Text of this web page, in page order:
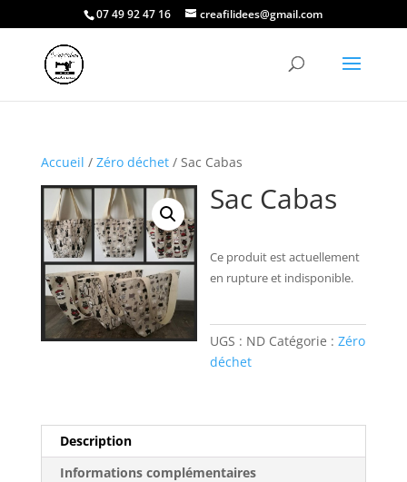
07 49 92 47 16 creafilidees@gmail.com
Accueil / Zéro déchet/ Sac Cabas
Sac Cabas
Ce produit est actuellement
en rupture et indisponible.
UGS : ND Catégorie :Zéro
déchet
Description
Informations complémentaires